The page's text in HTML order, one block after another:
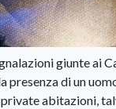
giunte ai
presenza di un
abitazioni,